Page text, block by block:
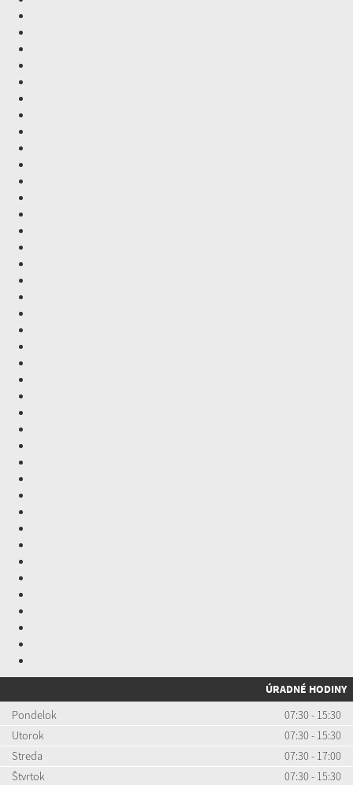
ÚRADNÉ HODINY
Pondelok
07:30 - 15:30
Utorok
07:30 - 15:30
Streda
07:30 - 17:00
Štvrtok
07:30 - 15:30